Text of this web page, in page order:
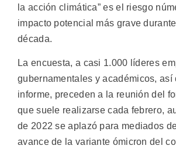
la acción climática” es el riesgo
impacto potencial más grave
década.
La encuesta, a casi 1.000 líderes
gubernamentales y académicos, así
informe, preceden a la reunión del
que suele realizarse cada febrero,
de 2022 se aplazó para mediados
avance de la variante ómicron del